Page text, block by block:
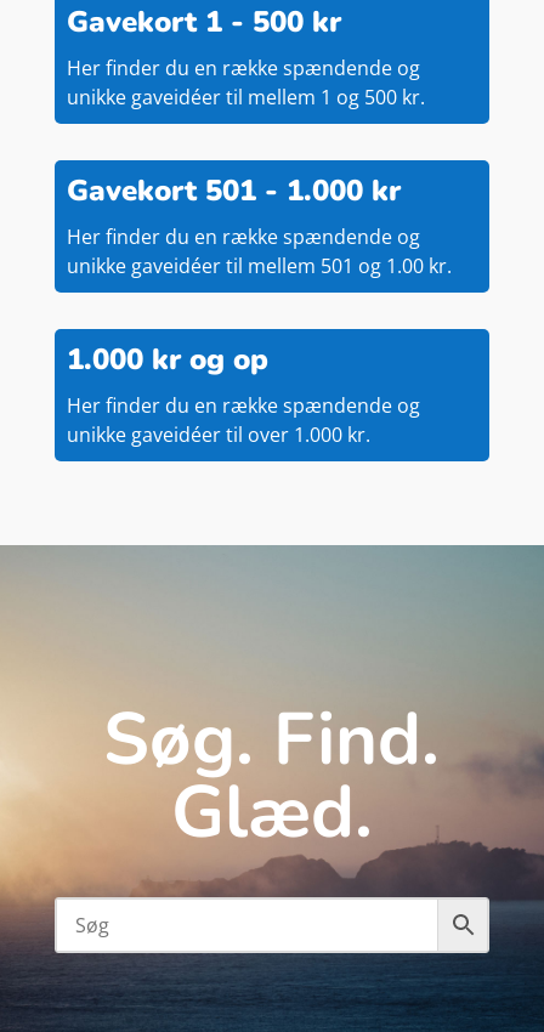
Gavekort 1 - 500 kr
Her finder du en række spændende og
unikke gaveidéer til mellem 1 og 500 kr.
Gavekort 501 - 1.000 kr
Her finder du en række spændende og
unikke gaveidéer til mellem 501 og 1.00 kr.
1.000 kr og op
Her finder du en række spændende og
unikke gaveidéer til over 1.000 kr.
Søg. Find.
Glæd.